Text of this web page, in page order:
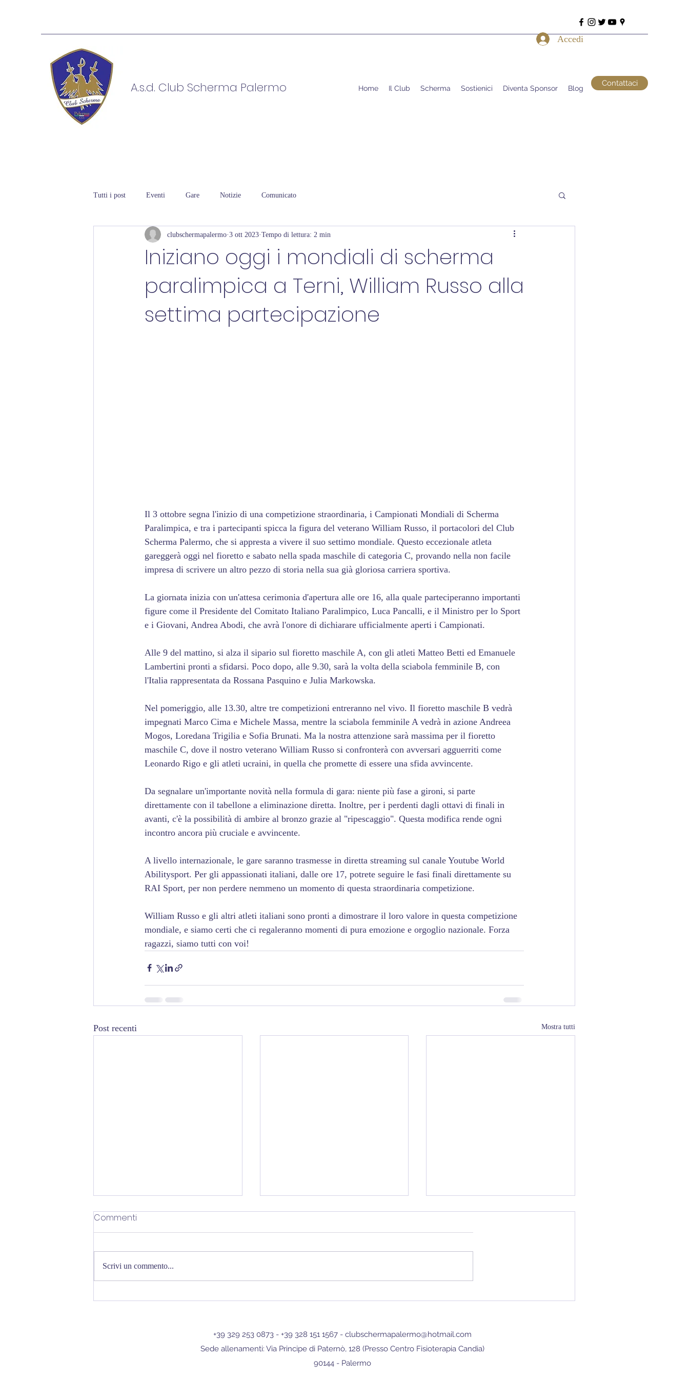
A.s.d. Club Scherma Palermo Home Il Club Scherma Sostienici Diventa Sponsor Blog
Contattaci
Accedi
Tutti i post Eventi Gare Notizie Comunicato
Iniziano oggi i mondiali di scherma
paralimpica a Terni, William Russo alla
settima partecipazione
clubschermapalermo 3 ott 2023 Tempo di lettura: 2 min
Il 3 ottobre segna l'inizio di una competizione straordinaria, i Campionati Mondiali di Scherma
Paralimpica, e tra i partecipanti spicca la figura del veterano William Russo, il portacolori del Club
Scherma Palermo, che si appresta a vivere il suo settimo mondiale. Questo eccezionale atleta
gareggerà oggi nel fioretto e sabato nella spada maschile di categoria C, provando nella non facile
impresa di scrivere un altro pezzo di storia nella sua già gloriosa carriera sportiva.
La giornata inizia con un'attesa cerimonia d'apertura alle ore 16, alla quale parteciperanno importanti
figure come il Presidente del Comitato Italiano Paralimpico, Luca Pancalli, e il Ministro per lo Sport
e i Giovani, Andrea Abodi, che avrà l'onore di dichiarare ufficialmente aperti i Campionati.
Alle 9 del mattino, si alza il sipario sul fioretto maschile A, con gli atleti Matteo Betti ed Emanuele
Lambertini pronti a sfidarsi. Poco dopo, alle 9.30, sarà la volta della sciabola femminile B, con
l'Italia rappresentata da Rossana Pasquino e Julia Markowska.
Nel pomeriggio, alle 13.30, altre tre competizioni entreranno nel vivo. Il fioretto maschile B vedrà
impegnati Marco Cima e Michele Massa, mentre la sciabola femminile A vedrà in azione Andreea
Mogos, Loredana Trigilia e Sofia Brunati. Ma la nostra attenzione sarà massima per il fioretto
maschile C, dove il nostro veterano William Russo si confronterà con avversari agguerriti come
Leonardo Rigo e gli atleti ucraini, in quella che promette di essere una sfida avvincente.
Da segnalare un'importante novità nella formula di gara: niente più fase a gironi, si parte
direttamente con il tabellone a eliminazione diretta. Inoltre, per i perdenti dagli ottavi di finali in
avanti, c'è la possibilità di ambire al bronzo grazie al "ripescaggio". Questa modifica rende ogni
incontro ancora più cruciale e avvincente.
A livello internazionale, le gare saranno trasmesse in diretta streaming sul canale Youtube World
Abilitysport. Per gli appassionati italiani, dalle ore 17, potrete seguire le fasi finali direttamente su
RAI Sport, per non perdere nemmeno un momento di questa straordinaria competizione.
William Russo e gli altri atleti italiani sono pronti a dimostrare il loro valore in questa competizione
mondiale, e siamo certi che ci regaleranno momenti di pura emozione e orgoglio nazionale. Forza
ragazzi, siamo tutti con voi!
Post recenti Mostra tutti
Il Club Scherma Palermo
Il Governatore Lions visita il
sempre più accessibile
Quando la scherma
prospettive
Commenti
Scrivi un commento...
+39 329 253 0873 - +39 328 151 1567 - clubschermapalermo@hotmail.com
Sede allenamenti: Via Principe di Paternò, 128 (Presso Centro Fisioterapia Candia)
90144 - Palermo